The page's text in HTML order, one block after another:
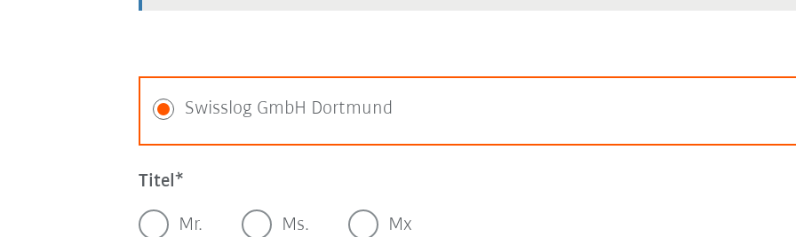
Swisslog GmbH Dortmund
Titel
Mr. Ms. Mx